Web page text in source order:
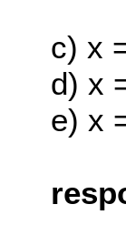
c) x
d) x
e) x